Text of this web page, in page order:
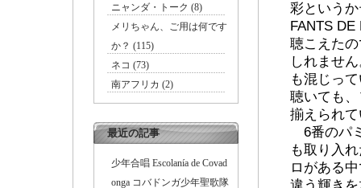
ニャンダ・トーク (8)
メリちゃん、ご用は何です
か？ (115)
ネコ (73)
南アフリカ (2)
最近の記事
少年合唱 Escolanía de Covad
onga コバドンガ少年聖歌隊
彩という
FANTS
聴こえた
しれませ
も混じっ
聴いても
揃えられ
6番のパ
も取り入
ロがある